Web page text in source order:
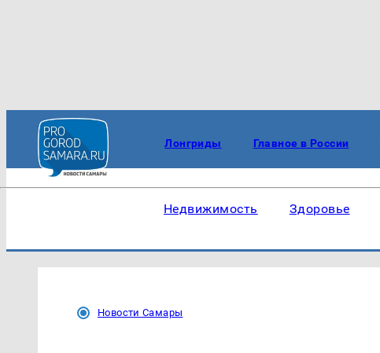
Лонгриды Главное в России
Недвижимость Здоровье
Новости Самары